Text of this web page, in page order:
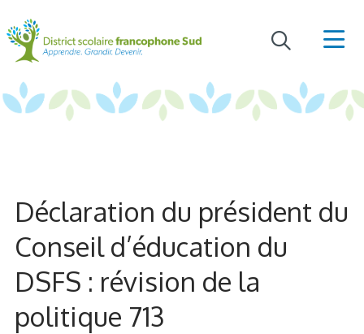
Déclaration du président du
Conseil d’éducation du
DSFS : révision de la
politique 713